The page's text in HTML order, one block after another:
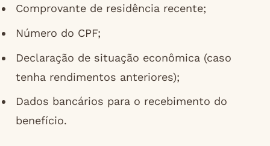
Comprovante de residência recente;
Número do CPF;
Declaração de situação econômica (caso
tenha rendimentos anteriores);
Dados bancários para o recebimento do
benefício.